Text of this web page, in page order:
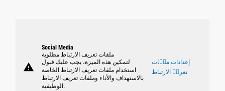
warning
Social Media
ملفات تعريف الارتباط مطلوبة
لتمكين هذه الميزة، يجب عليك قبول
استخدام ملفات تعريف الارتباط الخاصة
بالاستهداف والأداء وملفات تعريف الارتباط
الوظيفية.
إعدادات ملٝات
تعريٝ الارتباط